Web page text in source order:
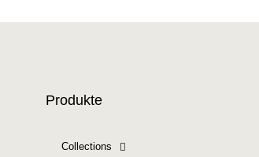
Produkte
Collections